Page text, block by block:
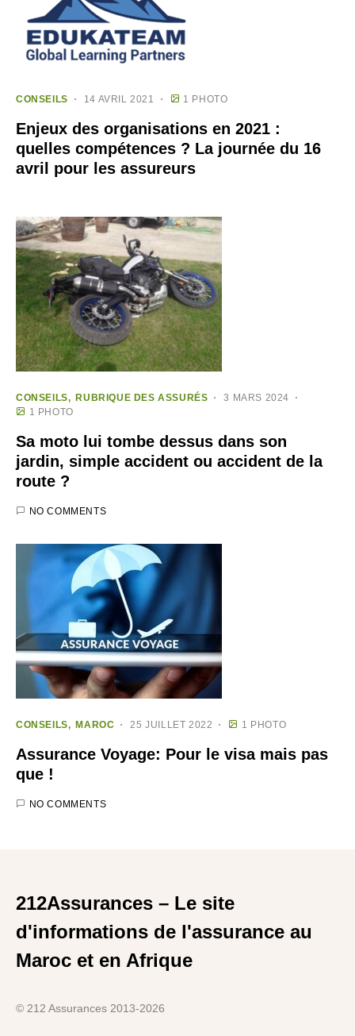
CONSEILS 14 AVRIL 2021 1 PHOTO
Enjeux des organisations en 2021 :
quelles compétences ? La journée du 16
avril pour les assureurs
CONSEILS RUBRIQUE DES ASSURÉS
3 MARS 2024
1 PHOTO
Sa moto lui tombe dessus dans son
jardin, simple accident ou accident de la
route ?
NO COMMENTS
CONSEILS MAROC 25 JUILLET 2022 1 PHOTO
Assurance Voyage: Pour le visa mais pas
que !
NO COMMENTS
212Assurances – Le site
d'informations de l'assurance au
Maroc et en Afrique
© 212 Assurances 2013-2026